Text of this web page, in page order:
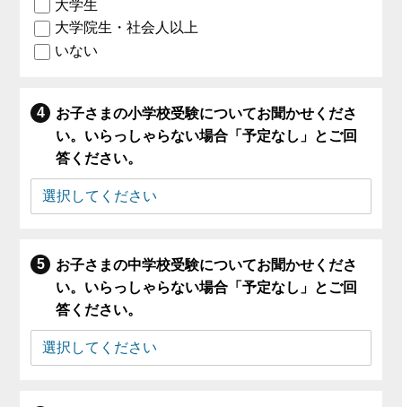
大学生
大学院生・社会人以上
いない
お子さまの小学校受験についてお聞かせくださ
い。いらっしゃらない場合「予定なし」とご回
答ください。
お子さまの中学校受験についてお聞かせくださ
い。いらっしゃらない場合「予定なし」とご回
答ください。